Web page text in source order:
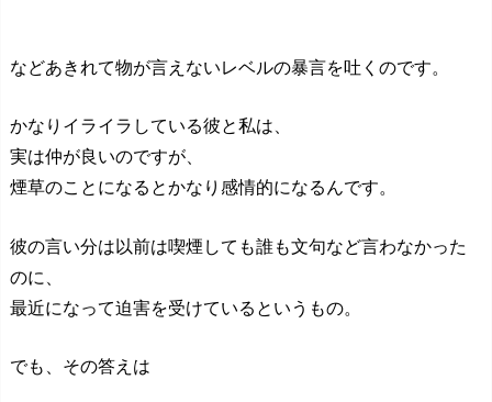
などあきれて物が言えないレベルの暴言を吐くのです。
かなりイライラしている彼と私は、
実は仲が良いのですが、
煙草のことになるとかなり感情的になるんです。
彼の言い分は以前は喫煙しても誰も文句など言わなかった
のに、
最近になって迫害を受けているというもの。
でも、その答えは